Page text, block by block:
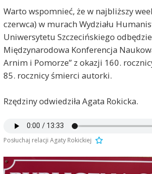
Warto wspomnieć, że w najbliższy
czerwca) w murach Wydziału
Uniwersytetu Szczecińskiego
Międzynarodowa Konferencja
Arnim i Pomorze” z okazji 160.
85. rocznicy śmierci autorki.
Rzędziny odwiedziła Agata Rokicka.
Posłuchaj relacji Agaty Rokickiej